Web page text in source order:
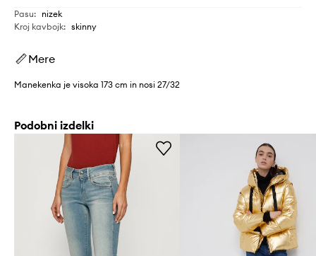
Pasu: nizek
Kroj kavbojk: skinny
Mere
Manekenka je visoka 173 cm in nosi 27/32
Podobni izdelki